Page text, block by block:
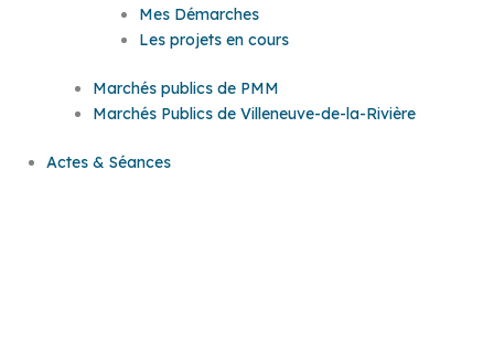
Mes Démarches
Les projets en cours
Marchés publics de PMM
Marchés Publics de Villeneuve-de-la-Rivière
Actes & Séances